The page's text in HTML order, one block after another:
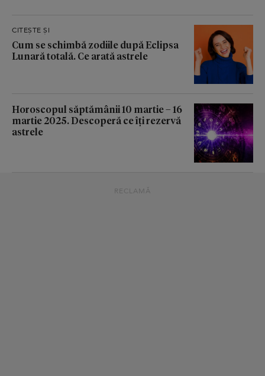
CITEȘTE ȘI
Cum se schimbă zodiile după Eclipsa
Lunară totală. Ce arată astrele
Horoscopul săptămânii 10 martie – 16
martie 2025. Descoperă ce îți rezervă
astrele
RECLAMĂ